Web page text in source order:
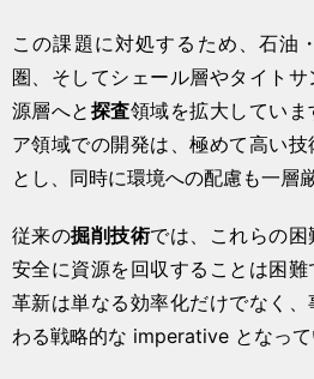
この課題に対処するため、石油
圏、そしてシェール層やタイト
源層へと 探査領域を拡大してい
ア領域での開発は、極めて高い
とし、同時に環境への配慮も一層
従来の掘削技術では、これらの
安全に資源を回収することは困
革新は単なる効率化だけでなく
わる戦略的な imperative となって